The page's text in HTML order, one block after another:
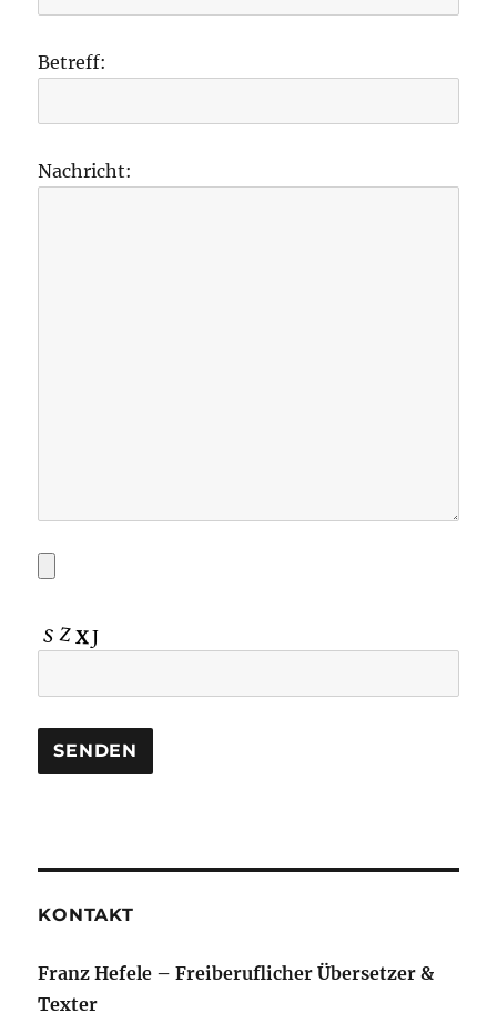
Betreff:
Nachricht:
KONTAKT
Franz Hefele – Freiberuflicher Übersetzer &
Texter